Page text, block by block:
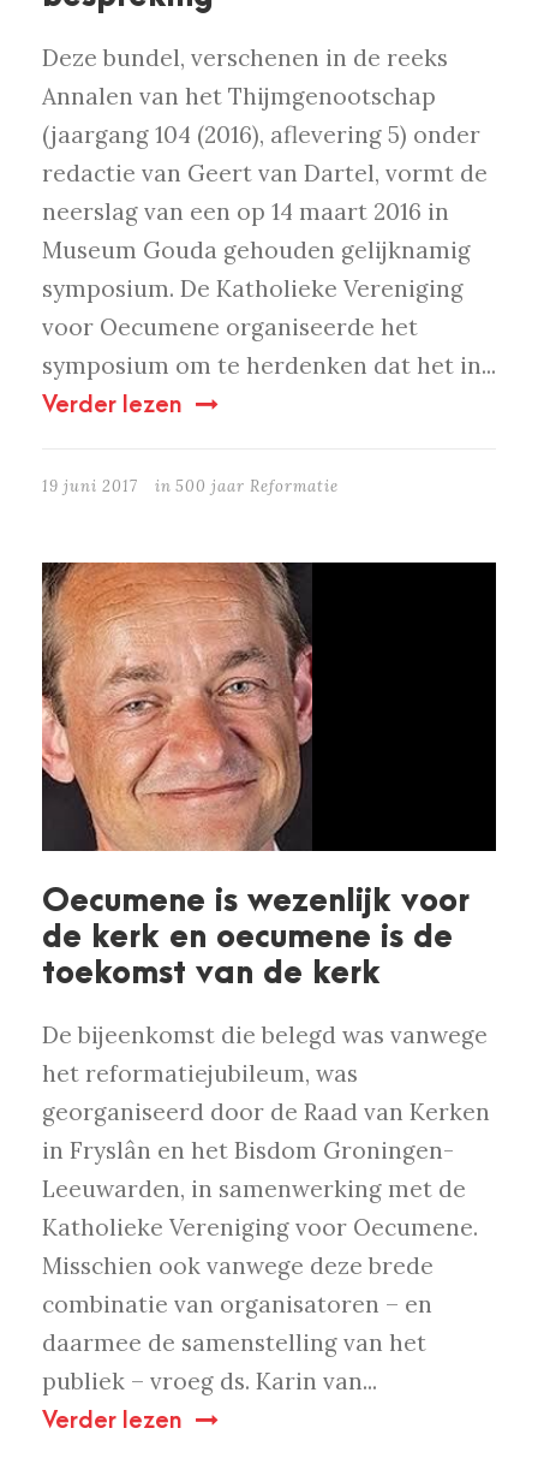
Deze bundel, verschenen in de reeks
Annalen van het Thijmgenootschap
(jaargang 104 (2016), aflevering 5) onder
redactie van Geert van Dartel, vormt de
neerslag van een op 14 maart 2016 in
Museum Gouda gehouden gelijknamig
symposium. De Katholieke Vereniging
voor Oecumene organiseerde het
symposium om te herdenken dat het in...
Verder lezen
19 juni 2017 in 500 jaar Reformatie
Oecumene is wezenlijk voor
de kerk en oecumene is de
toekomst van de kerk
De bijeenkomst die belegd was vanwege
het reformatiejubileum, was
georganiseerd door de Raad van Kerken
in Fryslân en het Bisdom Groningen-
Leeuwarden, in samenwerking met de
Katholieke Vereniging voor Oecumene.
Misschien ook vanwege deze brede
combinatie van organisatoren – en
daarmee de samenstelling van het
publiek – vroeg ds. Karin van...
Verder lezen